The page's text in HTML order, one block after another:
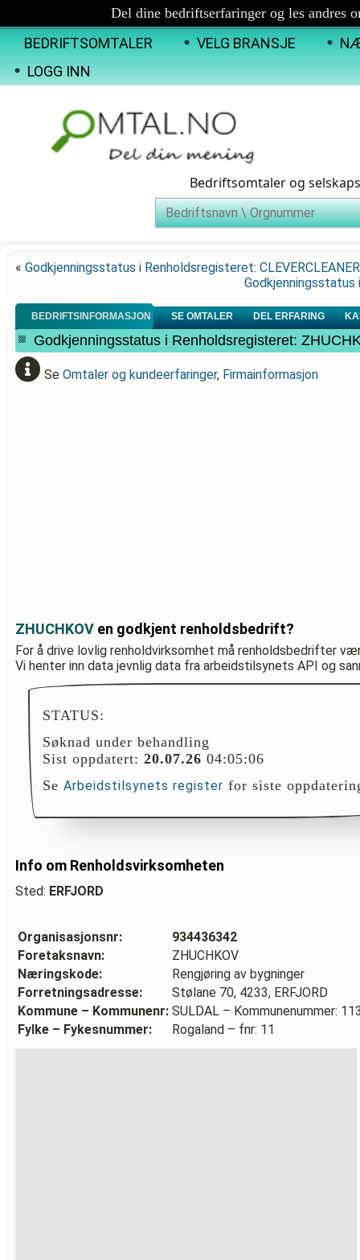
Del dine bedriftserfaringer og les andres
BEDRIFTSOMTALER VELG BRANSJE
LOGG INN
Bedriftsomtaler og
« Godkjenningsstatus i Renholdsregisteret:
Godkjenningsstatus
BEDRIFTSINFORMASJON SE OMTALER DEL ERFARING
Godkjenningsstatus i Renholdsregisteret:
Se Omtaler og kundeerfaringer, Firmainformasjon
ZHUCHKOV en godkjent renholdsbedrift?
For å drive lovlig renholdvirksomhet må renholdsbedrifter
Vi henter inn data jevnlig data fra arbeidstilsynets API og
STATUS:
Søknad under behandling
Sist oppdatert: 20.07.26 04:05:06
Se Arbeidstilsynets register for siste
Info om Renholdsvirksomheten
Sted: ERFJORD
Organisasjonsnr:
934436342
Foretaksnavn:
ZHUCHKOV
Næringskode:
Rengjøring av bygninger
Forretningsadresse:
Stølane 70, 4233, ERFJORD
Kommune – Kommunenr: SULDAL – Kommunenummer:
Fylke – Fykesnummer:
Rogaland – fnr: 11